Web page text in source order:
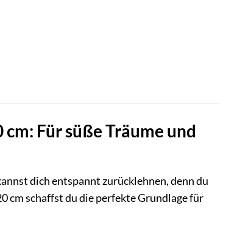
Für süße Träume und
dich entspannt zurücklehnen, denn du
cm schaffst du die perfekte Grundlage für